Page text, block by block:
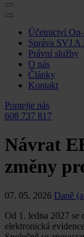
Účetnictví
Správa SVJ A
Právní služby
O nás
Články
Kontakt
Poptejte nás
608 737 817
Návrat
změny
07. 05. 2026 Daně
Od 1. ledna 2027 se
elektronická